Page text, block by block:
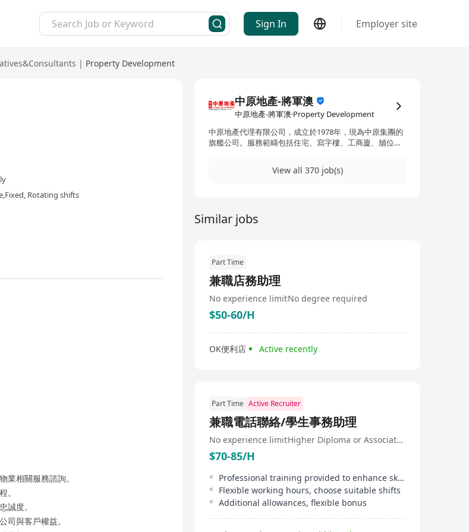
Sign In Employer site
| Property Development
Rotating shifts
業相關服務諮詢。
。
誠度。
司與客戶權益。
中原地產-將軍澳
中原地產-將軍澳·Property Development
中原地產代理有限公司，成立於1978年，現為中原集團的
旗艦公司。服務範疇包括住宅、寫字樓、工商廈、舖位及
展至內地30多個省市、香港及澳門，建構亞太網絡，吸納
View all 370 job(s)
Similar jobs
Part Time
兼職店務助理
No experience limitNo degree required
$50-60/H
OK便利店 Active recently
Part Time Active Recruiter
兼職電話聯絡/學生事務助理
No experience limit Higher Diploma or Associate Degree
$70-85/H
Professional training provided to enhance skills
Flexible working hours, choose suitable shifts
Additional allowances, flexible bonus